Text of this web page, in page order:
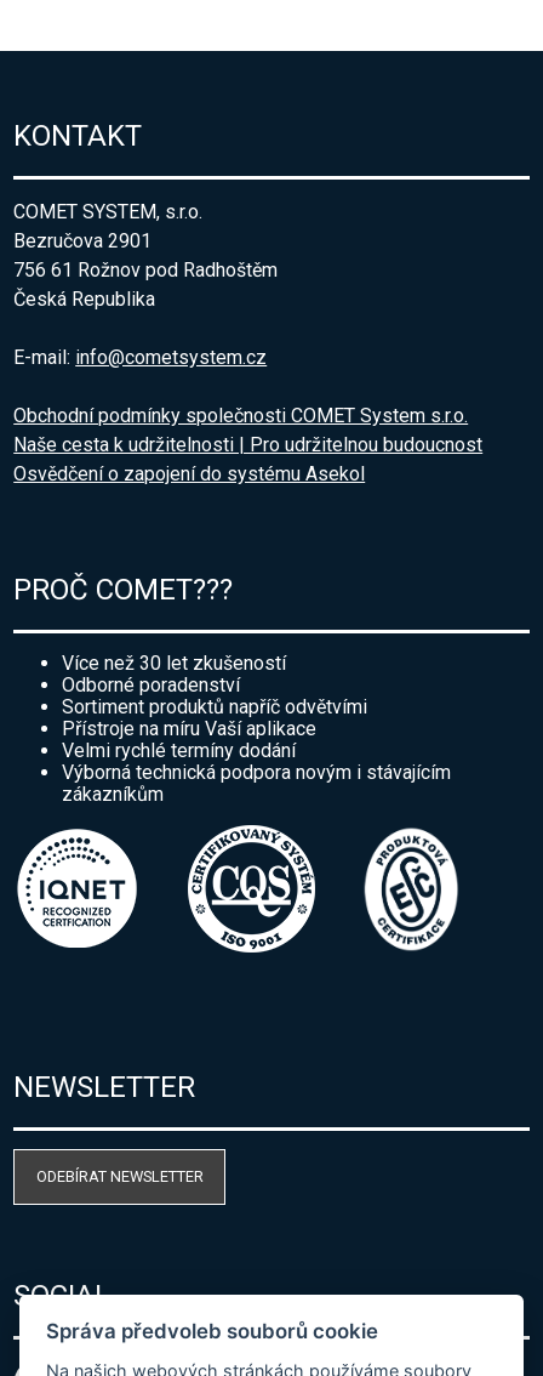
KONTAKT
COMET SYSTEM, s.r.o.
Bezručova 2901
756 61 Rožnov pod Radhoštěm
Česká Republika
E-mail: info@cometsystem.cz
Obchodní podmínky společnosti COMET System s.r.o.
Naše cesta k udržitelnosti | Pro udržitelnou budoucnost
Osvědčení o zapojení do systému Asekol
PROČ COMET???
Více než 30 let zkušeností
Odborné poradenství
Sortiment produktů napříč odvětvími
Přístroje na míru Vaší aplikace
Velmi rychlé termíny dodání
Výborná technická podpora novým i stávajícím
zákazníkům
NEWSLETTER
ODEBÍRAT NEWSLETTER
SOCIAL
Správa předvoleb souborů cookie
Na našich webových stránkách používáme soubory